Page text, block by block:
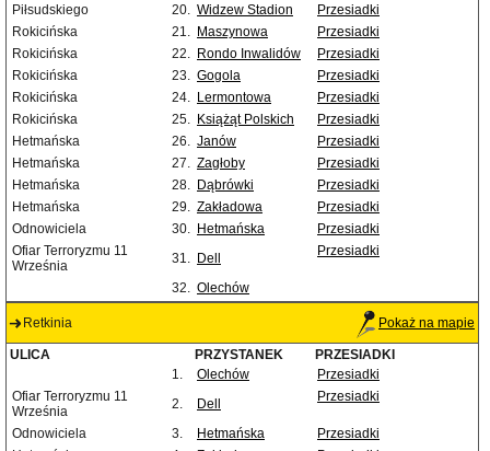
Piłsudskiego
20. Widzew Stadion
Przesiadki
Rokicińska
21. Maszynowa
Przesiadki
Rokicińska
22. Rondo Inwalidów
Przesiadki
Rokicińska
23. Gogola
Przesiadki
Rokicińska
24. Lermontowa
Przesiadki
Rokicińska
25. Książąt Polskich
Przesiadki
Hetmańska
26. Janów
Przesiadki
Hetmańska
27. Zagłoby
Przesiadki
Hetmańska
28. Dąbrówki
Przesiadki
Hetmańska
29. Zakładowa
Przesiadki
Odnowiciela
30. Hetmańska
Przesiadki
Ofiar Terroryzmu 11
Września
31. Dell Przesiadki
32. Olechów
Retkinia Pokaż na mapie
ULICA PRZYSTANEK
PRZESIADKI
1.
Olechów
Przesiadki
Ofiar Terroryzmu 11
Września
2. Dell Przesiadki
Odnowiciela 3. Hetmańska
Przesiadki